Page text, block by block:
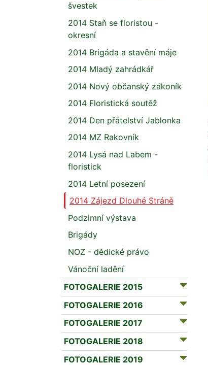
švestek
2014 Staň se floristou -
okresní
2014 Brigáda a stavění máje
2014 Mladý zahrádkář
2014 Nový občanský zákoník
2014 Floristická soutěž
2014 Den přátelství Jablonka
2014 MZ Rakovník
2014 Lysá nad Labem -
floristick
2014 Letní posezení
2014 Zájezd Dlouhé Stráně
Podzimní výstava
Brigády
NOZ - dědické právo
Vánoční ladění
FOTOGALERIE 2015
FOTOGALERIE 2016
FOTOGALERIE 2017
FOTOGALERIE 2018
FOTOGALERIE 2019